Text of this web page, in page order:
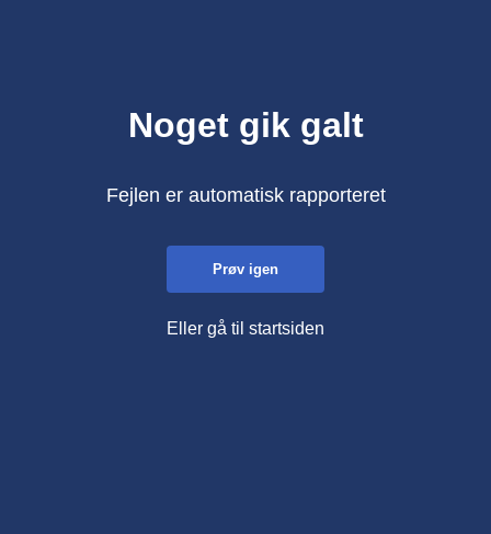
Noget gik galt
Fejlen er automatisk rapporteret
Prøv igen
Eller gå til startsiden